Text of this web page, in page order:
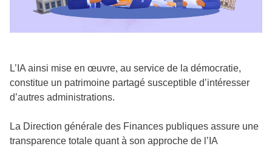
L’IA ainsi mise en œuvre, au service de la démocratie,
constitue un patrimoine partagé susceptible d’intéresser
d’autres administrations.
La Direction générale des Finances publiques assure une
transparence totale quant à son approche de l’IA